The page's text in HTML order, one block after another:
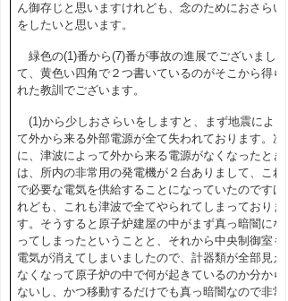
ん御存じと思いますけれども、念のためにおさらい
をしたいと思います。
緑色の(1)番から(7)番が事故の進展でございまし
て、黄色い四角で２つ書いているのがそこから得ら
れた教訓でございます。
(1)から少しおさらいをしますと、まず地震によっ
て外から来る外部電源が全て失われております。次
に、津波によって外から来る電源がなくなったとき
は、所内の非常用の発電機が２台ありまして、これ
で必要な電気を供給することになっていたのですけ
れども、これも津波で全てやられてしまっておりま
す。そうすると原子炉建屋の中がまず真っ暗闇にな
ってしまったということと、それから中央制御室も
電気が消えてしまいましたので、計器類が全部見え
なくなって原子炉の中で何が起きているのか分から
ないし、かつ移動するだけでも真っ暗闇なので非常